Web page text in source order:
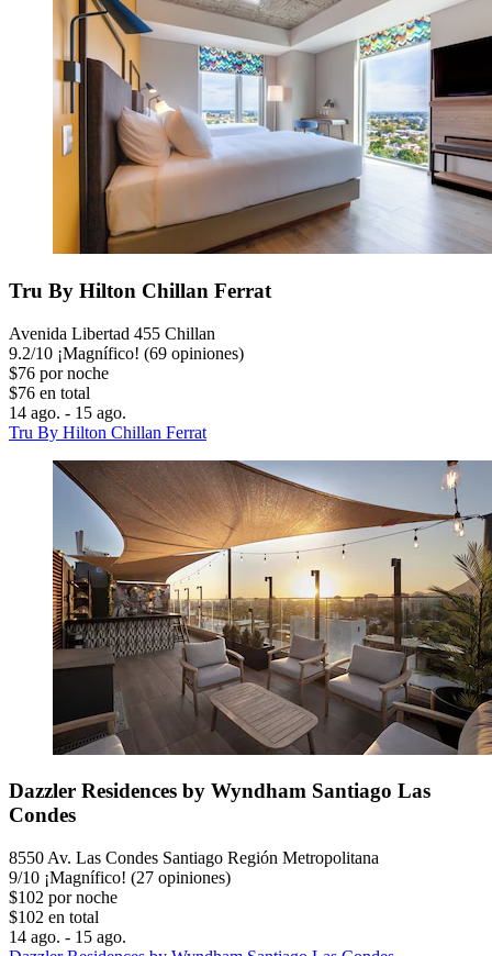
Tru By Hilton Chillan Ferrat
Avenida Libertad 455 Chillan
9.2/10 ¡Magnífico! (69 opiniones)
$76 por noche
$76 en total
14 ago. - 15 ago.
Tru By Hilton Chillan Ferrat
Dazzler Residences by Wyndham Santiago Las
Condes
8550 Av. Las Condes Santiago Región Metropolitana
9/10 ¡Magnífico! (27 opiniones)
$102 por noche
$102 en total
14 ago. - 15 ago.